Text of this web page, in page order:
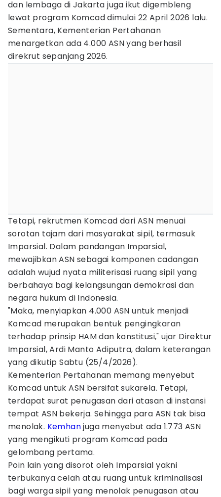
dan lembaga di Jakarta juga ikut digembleng
lewat program Komcad dimulai 22 April 2026 lalu.
Sementara, Kementerian Pertahanan
menargetkan ada 4.000 ASN yang berhasil
direkrut sepanjang 2026.
Tetapi, rekrutmen Komcad dari ASN menuai
sorotan tajam dari masyarakat sipil, termasuk
Imparsial. Dalam pandangan Imparsial,
mewajibkan ASN sebagai komponen cadangan
adalah wujud nyata militerisasi ruang sipil yang
berbahaya bagi kelangsungan demokrasi dan
negara hukum di Indonesia.
"Maka, menyiapkan 4.000 ASN untuk menjadi
Komcad merupakan bentuk pengingkaran
terhadap prinsip HAM dan konstitusi," ujar Direktur
Imparsial, Ardi Manto Adiputra, dalam keterangan
yang dikutip Sabtu (25/4/2026).
Kementerian Pertahanan memang menyebut
Komcad untuk ASN bersifat sukarela. Tetapi,
terdapat surat penugasan dari atasan di instansi
tempat ASN bekerja. Sehingga para ASN tak bisa
menolak. Kemhanjuga menyebut ada 1.773 ASN
yang mengikuti program Komcad pada
gelombang pertama.
Poin lain yang disorot oleh Imparsial yakni
terbukanya celah atau ruang untuk kriminalisasi
bagi warga sipil yang menolak penugasan atau